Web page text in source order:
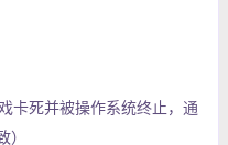
戏卡死并被操作系统终止，通
）